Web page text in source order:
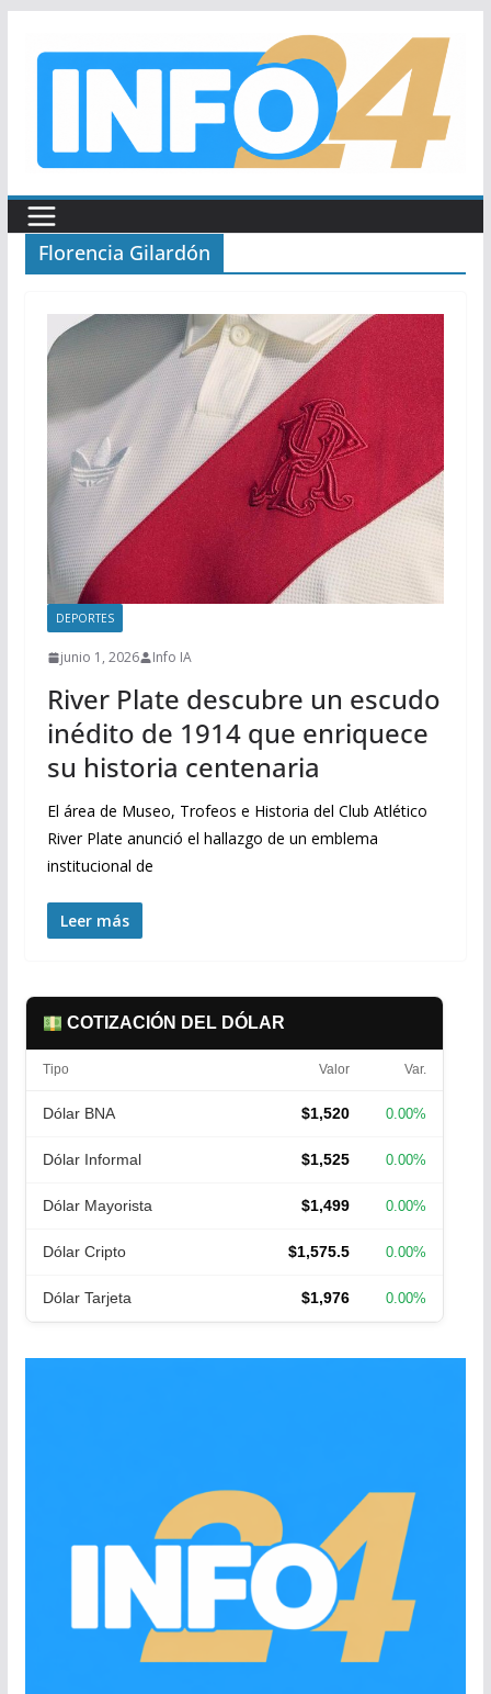
Florencia Gilardón
DEPORTES
junio 1, 2026 Info IA
River Plate descubre un escudo
inédito de 1914 que enriquece
su historia centenaria
El área de Museo, Trofeos e Historia del Club Atlético
River Plate anunció el hallazgo de un emblema
institucional de
Leer más
COTIZACIÓN DEL DÓLAR
Tipo Valor Var.
Dólar BNA $1,520 0.00%
Dólar Informal $1,525 0.00%
Dólar Mayorista $1,499 0.00%
Dólar Cripto $1,575.5 0.00%
Dólar Tarjeta $1,976 0.00%